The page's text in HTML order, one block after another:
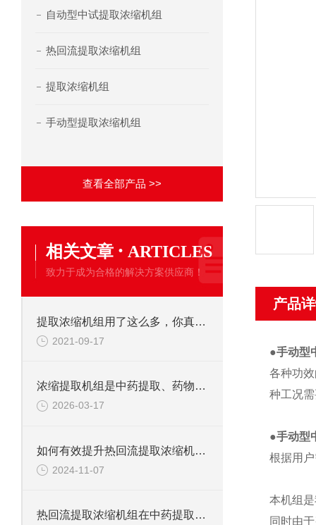
自动型中试提取浓缩机组
热回流提取浓缩机组
提取浓缩机组
手动型提取浓缩机组
查看全部产品 >>
相关文章 · ARTICLES
致力于成为合格的解决方案供应商！
提取浓缩机组用了这么多，你真的了解它吗
2021-09-17
浓缩提取机组是中药提取、药物纯化的关键设备
2026-03-17
如何有效提升热回流提取浓缩机组的收膏率
2024-11-07
热回流提取浓缩机组在中药提取中的应用优势
产品
●手动型
各种功
种工况
●手动型
根据用
本机组
同时由